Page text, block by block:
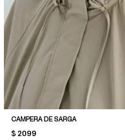
CAMPERA DE SARGA
PRICE:
$ 2099